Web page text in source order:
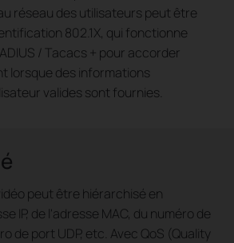
réseau des utilisateurs peut être
802.1X, qui fonctionne
/ Tacacs + pour accorder
lorsque des informations
valides sont fournies.
peut être hiérarchisé en
IP, de l'adresse MAC, du numéro de
de port UDP, etc. Avec QoS (Quality